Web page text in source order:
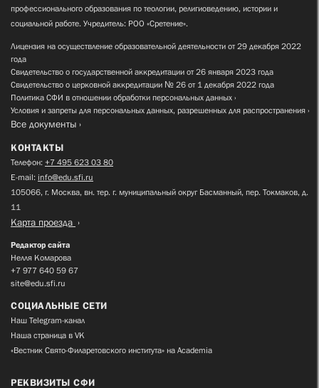
профессионального образования по теологии, религиоведению, истории и
социальной работе. Учредитель: РОО «Сретение».
Лицензия на осуществление образовательной деятельности от 29 декабря 2022
года
Свидетельство о государственной аккредитации от 26 января 2023 года
Свидетельство о церковной аккредитации № 26 от 1 декабря 2022 года
Политика СФИ в отношении обработки персональных данных
Условия и запреты для персональных данных, разрешенных для распространения
Все документы
КОНТАКТЫ
Телефон: +7 495 623 03 80
E-mail: info@edu.sfi.ru
105066, г. Москва, вн. тер. г. муниципальный округ Басманный, пер. Токмаков, д.
11
Карта проезда
Редактор сайта
Нелля Комарова
+7 977 640 59 67
site@edu.sfi.ru
СОЦИАЛЬНЫЕ СЕТИ
Наш Telegram-канал
Наша страница в VK
«Вестник Свято-Филаретовского института» на Academia
РЕКВИЗИТЫ СФИ